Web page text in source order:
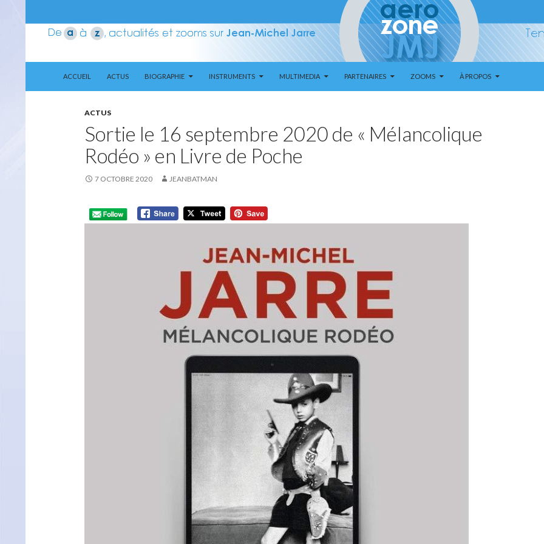
Aerozone JMJ
ACCUEIL
ACTUS BIOGRAPHIE INSTRUMENTS MULTIMEDIA PARTENAIRES ZOOMS À PROPOS
ACTUS
Sortie le 16 septembre 2020 de « Mélancolique
Rodéo » en Livre de Poche
7 OCTOBRE 2020 JEANBATMAN